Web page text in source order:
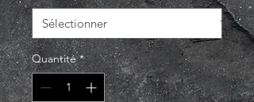
Quantité *